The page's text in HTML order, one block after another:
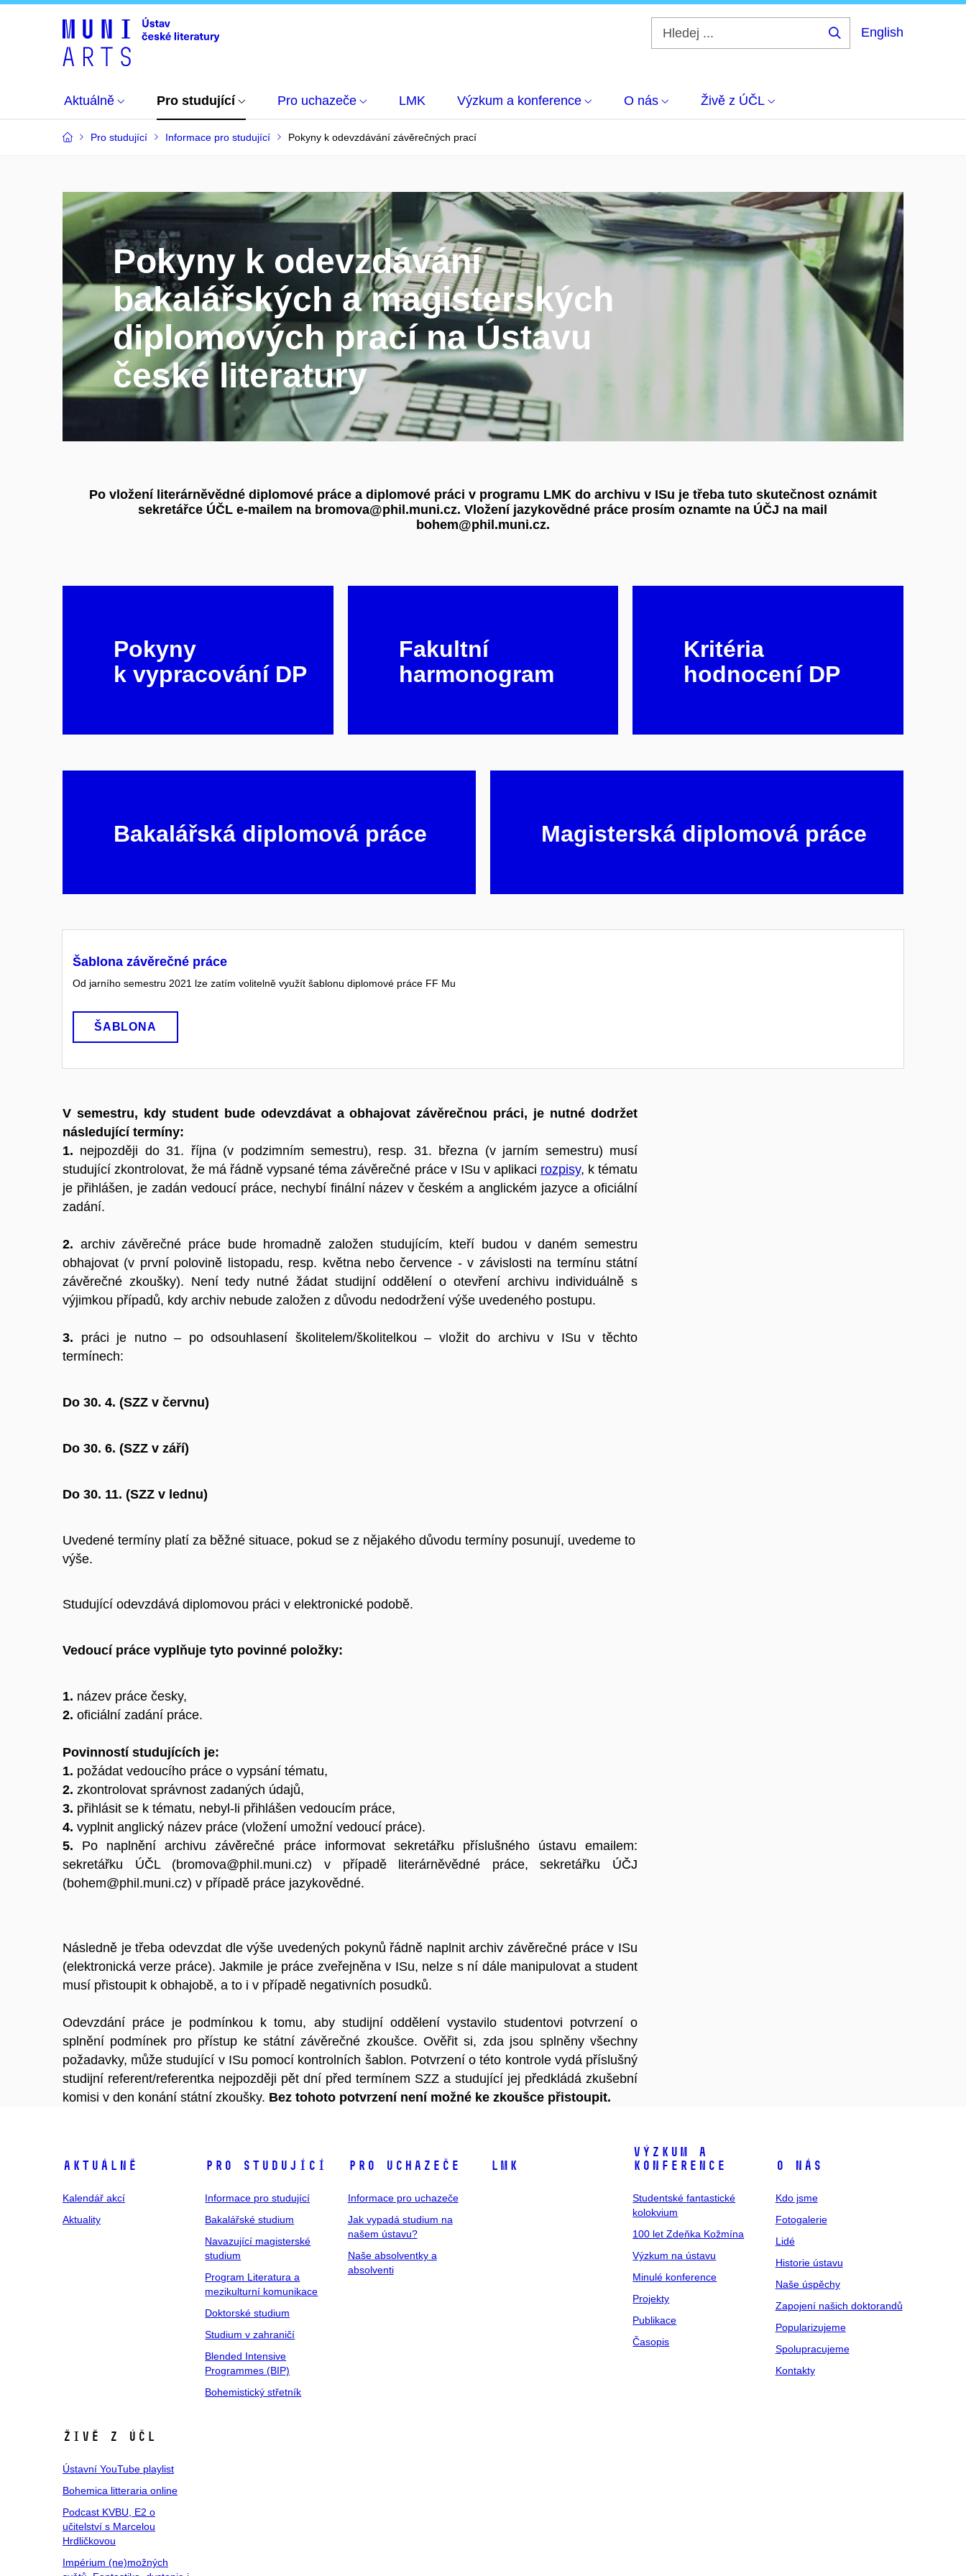
English
Aktuálně Pro studující Pro uchazeče LMK Výzkum a konference O nás Živě z ÚČL
Pro studující Informace pro studující Pokyny k odevzdávání závěrečných prací
Pokyny k odevzdávání
bakalářských a magisterských
diplomových prací na Ústavu
české literatury
Po vložení literárněvědné diplomové práce a diplomové práci v programu LMK do archivu v ISu je třeba tuto skutečnost oznámit
sekretářce ÚČL e-mailem na bromova@phil.muni.cz. Vložení jazykovědné práce prosím oznamte na ÚČJ na mail
bohem@phil.muni.cz.
Pokyny
k vypracování DP
Fakultní
harmonogram
Kritéria
hodnocení DP
Bakalářská diplomová práce Magisterská diplomová práce
Šablona závěrečné práce
Od jarního semestru 2021 lze zatím volitelně využít šablonu diplomové práce FF Mu
ŠABLONA
V semestru, kdy student bude odevzdávat a obhajovat závěrečnou práci, je nutné dodržet
následující termíny:
1. nejpozději do 31. října (v podzimním semestru), resp. 31. března (v jarním semestru) musí
studující zkontrolovat, že má řádně vypsané téma závěrečné práce v ISu v aplikaci rozpisy, k tématu
je přihlášen, je zadán vedoucí práce, nechybí finální název v českém a anglickém jazyce a oficiální
zadání.
2. archiv závěrečné práce bude hromadně založen studujícím, kteří budou v daném semestru
obhajovat (v první polovině listopadu, resp. května nebo července - v závislosti na termínu státní
závěrečné zkoušky). Není tedy nutné žádat studijní oddělení o otevření archivu individuálně s
výjimkou případů, kdy archiv nebude založen z důvodu nedodržení výše uvedeného postupu.
3. práci je nutno – po odsouhlasení školitelem/školitelkou – vložit do archivu v ISu v těchto
termínech:
Do 30. 4. (SZZ v červnu)
Do 30. 6. (SZZ v září)
Do 30. 11. (SZZ v lednu)
Uvedené termíny platí za běžné situace, pokud se z nějakého důvodu termíny posunují, uvedeme to
výše.
Studující odevzdává diplomovou práci v elektronické podobě.
Vedoucí práce vyplňuje tyto povinné položky:
1. název práce česky,
2. oficiální zadání práce.
Povinností studujících je:
1. požádat vedoucího práce o vypsání tématu,
2. zkontrolovat správnost zadaných údajů,
3. přihlásit se k tématu, nebyl-li přihlášen vedoucím práce,
4. vyplnit anglický název práce (vložení umožní vedoucí práce).
5. Po naplnění archivu závěrečné práce informovat sekretářku příslušného ústavu emailem:
sekretářku ÚČL (bromova@phil.muni.cz) v případě literárněvědné práce, sekretářku ÚČJ
(bohem@phil.muni.cz) v případě práce jazykovědné.
Následně je třeba odevzdat dle výše uvedených pokynů řádně naplnit archiv závěrečné práce v ISu
(elektronická verze práce). Jakmile je práce zveřejněna v ISu, nelze s ní dále manipulovat a student
musí přistoupit k obhajobě, a to i v případě negativních posudků.
Odevzdání práce je podmínkou k tomu, aby studijní oddělení vystavilo studentovi potvrzení o
splnění podmínek pro přístup ke státní závěrečné zkoušce. Ověřit si, zda jsou splněny všechny
požadavky, může studující v ISu pomocí kontrolních šablon. Potvrzení o této kontrole vydá příslušný
studijní referent/referentka nejpozději pět dní před termínem SZZ a studující jej předkládá zkušební
komisi v den konání státní zkoušky. Bez tohoto potvrzení není možné ke zkoušce přistoupit.
Aktuálně
Kalendář akcí
Aktuality
Pro studující
Informace pro studující
Bakalářské studium
Navazující magisterské
studium
Program Literatura a
mezikulturní komunikace
Doktorské studium
Studium v zahraničí
Blended Intensive
Programmes (BIP)
Bohemistický střetník
Pro uchazeče
Informace pro uchazeče
Jak vypadá studium na
našem ústavu?
Naše absolventky a
absolventi
LMK
Výzkum a
konference
Studentské fantastické
kolokvium
100 let Zdeňka Kožmína
Výzkum na ústavu
Minulé konference
Projekty
Publikace
Časopis
O nás
Kdo jsme
Fotogalerie
Lidé
Historie ústavu
Naše úspěchy
Zapojení našich doktorandů
Popularizujeme
Spolupracujeme
Kontakty
Živě z ÚČL
Ústavní YouTube playlist
Bohemica litteraria online
Podcast KVBU, E2 o
učitelství s Marcelou
Hrdličkovou
Impérium (ne)možných